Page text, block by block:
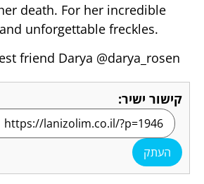
death. For her incredible
unforgettable freckles.
friend Darya @darya_rosen
קישור ישיר:
העתק